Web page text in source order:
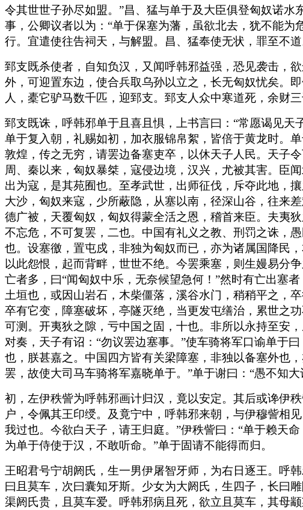
令其世世子孙尽如盟。”昌、猛与单于及大臣俱登匈奴诺
事，公卿议者以为：“单于保塞为藩，虽欲北去，犹不能
行。宜遣使往告祠天，与解盟。昌、猛奉使无状，罪至不
郅支既杀使者，自知负汉，又闻呼韩邪益强，恐见袭击，
外，可迎置东边，使合兵取乌孙以立之，长无匈奴忧矣。
人，橐它驴马数千匹，迎郅支。郅支人众中寒道死，余财
郅支既诛，呼韩邪单于且喜且惧，上书言曰：“常愿谒见天
单于复入朝，礼赐如初，加衣服锦帛絮，皆倍于黄龙时。
敦煌，传之无穷，请罢边备塞吏卒，以休天子人民。天子
周、秦以来，匈奴暴桀，寇侵边境，汉兴，尤被其害。臣
出为寇，是其苑囿也。至孝武世，出师征伐，斥夺此地，
大沙，匈奴来寇，少所蔽隐，从塞以南，径深山谷，往来
德广被，天覆匈奴，匈奴得蒙全活之恩，稽首来臣。夫夷
不忘危，不可复罢，二也。中国有礼义之教、刑罚之诛，
也。设塞徼，置屯戍，非独为匈奴而已，亦为诸属国降民
以此怨恨，起而背畔，世世不绝。今罢乘塞，则生嫚易分
亡者多，曰“闻匈奴中乐，无奈候望急何！”然时有亡出塞
土垣也，或因山岩石，木柴僵落，溪谷水门，稍稍平之，
卒有它变，障塞破坏，亭隧灭绝，当更发屯缮治，累世之
可测。开夷狄之隙，亏中国之固，十也。非所以永持至安，
对奏，天子有诏：“勿议罢边塞事。”使车骑将军口谕单于
也，朕甚嘉之。中国四方皆有关梁障塞，非独以备塞外也
罢，故使大司马车骑将军嘉晓单于。”单于谢曰：“愚不知
初，左伊秩訾为呼韩邪画计归汉，竟以安定。其后或谗伊
户，令佩其王印绶。及竟宁中，呼韩邪来朝，与伊穆訾相
我过也。今欲白天子，请王归庭。”伊秩訾曰：“单于赖天
为单于侍使于汉，不敢听命。”单于固请不能得而归。
王昭君号宁胡阏氏，生一男伊屠智牙师，为右日逐王。呼
曰且莫车，次曰囊知牙斯。少女为大阏氏，生四子，长曰
渠阏氏贵，且莫车爱。呼韩邪病且死，欲立且莫车，其母